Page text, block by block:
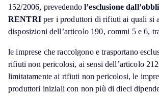
152/2006, prevedendo l’esclusione
RENTRIper i produttori di rifiuti ai quali si
disposizioni dell’articolo 190, commi 5 e 6,
le imprese che raccolgono e trasportano
rifiuti non pericolosi, ai sensi dell’articolo
limitatamente ai rifiuti non pericolosi, le
produttori iniziali con non più di dieci